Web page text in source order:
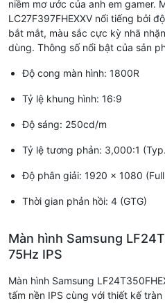
niềm mơ ước của anh em gamer.
LC27F397FHEXXV nổi tiếng bởi
bắt mắt, màu sắc cực kỳ nhã
dùng. Thông số nổi bật của sản
Độ cong màn hình: 1800R
Tỷ lệ khung hình: 16:9
Độ sáng: 250cd/m
Tỷ lệ tương phản: 3,000:1
Độ phân giải: 1920 x 1080 (Full
Thời gian phản hồi: 4 (GTG)
Màn hình Samsung
75Hz IPS
Màn hình Samsung
tấm nền IPS cùng với thiết kế